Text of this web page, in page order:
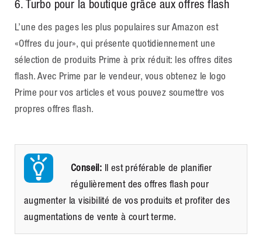
6. Turbo pour la boutique grâce aux offres flash
L’une des pages les plus populaires sur Amazon est
«Offres du jour», qui présente quotidiennement une
sélection de produits Prime à prix réduit: les offres dites
flash. Avec Prime par le vendeur, vous obtenez le logo
Prime pour vos articles et vous pouvez soumettre vos
propres offres flash.
Conseil: Il est préférable de planifier
régulièrement des offres flash pour
augmenter la visibilité de vos produits et profiter des
augmentations de vente à court terme.